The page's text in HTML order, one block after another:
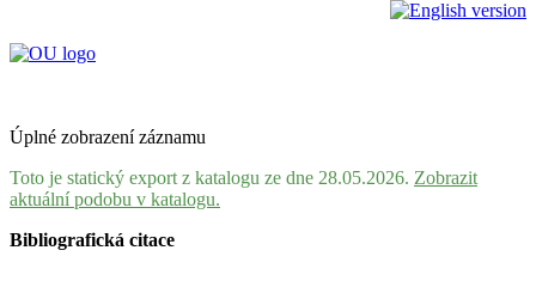
Úplné zobrazení záznamu
Toto je statický export z katalogu ze dne 28.05.2026. Zobrazit
aktuální podobu v katalogu.
Bibliografická citace